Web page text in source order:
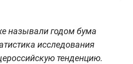
называли годом бума
исследования
тенденцию.